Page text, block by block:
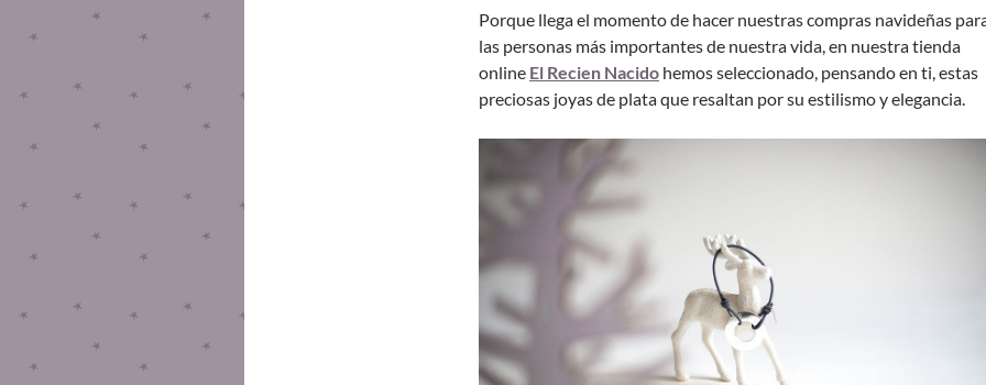
Porque llega el momento de hacer nuestras compras navideñas
las personas más importantes de nuestra vida, en nuestra tienda
online El Recien Nacido hemos seleccionado, pensando en ti, estas
preciosas joyas de plata que resaltan por su estilismo y elegancia.